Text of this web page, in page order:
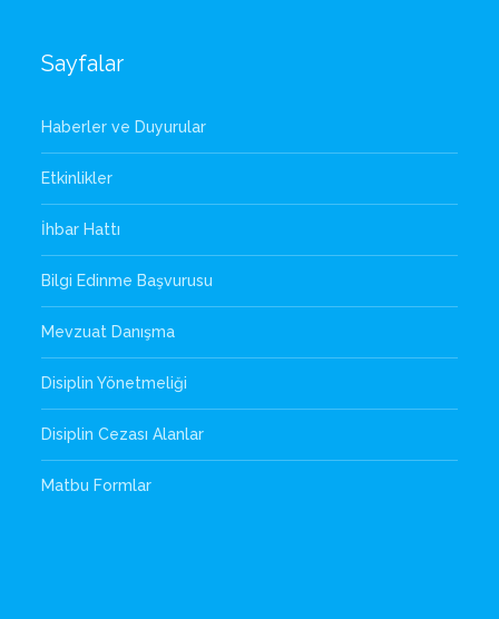
Sayfalar
Haberler ve Duyurular
Etkinlikler
İhbar Hattı
Bilgi Edinme Başvurusu
Mevzuat Danışma
Disiplin Yönetmeliği
Disiplin Cezası Alanlar
Matbu Formlar